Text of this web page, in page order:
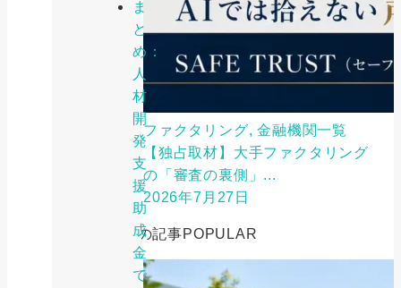
ま
と
め：
人
材
開
発
支
援
助
成
金
で
ファクタリング, 金融機関一覧
【独占取材】大手ファクタリング
の「審査の裏側」...
2026年7月27日
人気の記事POPULAR